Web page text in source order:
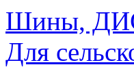
Шины,
Для